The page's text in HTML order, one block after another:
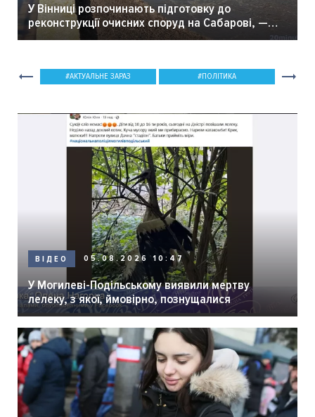
У Вінниці розпочинають підготовку до
реконструкції очисних споруд на Сабарові, —
мер Вінниці.
АКТУАЛЬНЕ ЗАРАЗ ПОЛІТИКА
ВІДЕО 05.08.2026 10:47
У Могилеві-Подільському виявили мертву
лелеку, з якої, ймовірно, познущалися